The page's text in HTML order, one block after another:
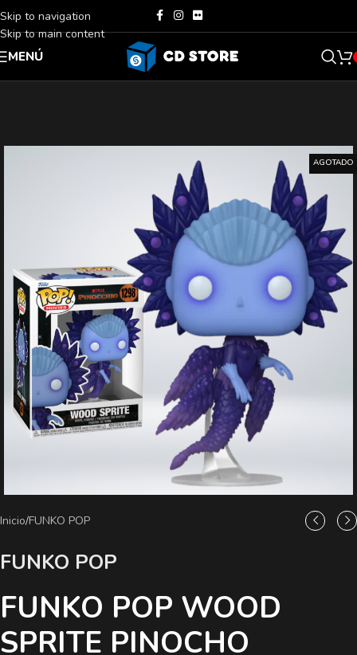
Skip to navigation
Skip to main content
MENÚ
AGOTADO
Inicio/FUNKO POP
FUNKO POP
FUNKO POP WOOD
SPRITE PINOCHO